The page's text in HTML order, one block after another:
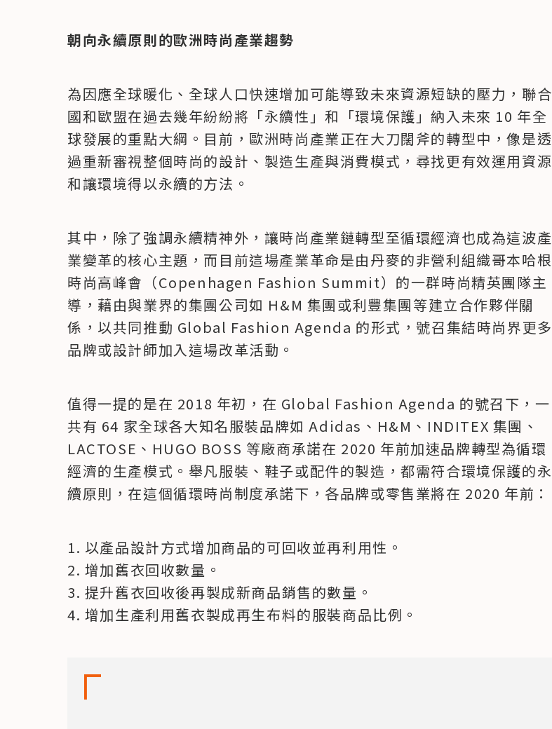
朝向永續原則的歐洲時尚產業趨勢
為因應全球暖化、全球人口快速增加可能導致未來資源短缺的壓力，聯合
國和歐盟在過去幾年紛紛將「永續性」和「環境保護」納入未來 10 年全
球發展的重點大綱。目前，歐洲時尚產業正在大刀闊斧的轉型中，像是透
過重新審視整個時尚的設計、製造生產與消費模式，尋找更有效運用資源
和讓環境得以永續的方法。
其中，除了強調永續精神外，讓時尚產業鏈轉型至循環經濟也成為這波產
業變革的核心主題，而目前這場產業革命是由丹麥的非營利組織哥本哈根
時尚高峰會（Copenhagen Fashion Summit）的一群時尚精英團隊主
導，藉由與業界的集團公司如 H&M 集團或利豐集團等建立合作夥伴關
係，以共同推動 Global Fashion Agenda 的形式，號召集結時尚界更多
品牌或設計師加入這場改革活動。
值得一提的是在 2018 年初，在 Global Fashion Agenda 的號召下，一
共有 64 家全球各大知名服裝品牌如 Adidas、H&M、INDITEX 集團、
LACTOSE、HUGO BOSS 等廠商承諾在 2020 年前加速品牌轉型為循環
經濟的生產模式。舉凡服裝、鞋子或配件的製造，都需符合環境保護的永
續原則，在這個循環時尚制度承諾下，各品牌或零售業將在 2020 年前：
1. 以產品設計方式增加商品的可回收並再利用性。
2. 增加舊衣回收數量。
3. 提升舊衣回收後再製成新商品銷售的數量。
4. 增加生產利用舊衣製成再生布料的服裝商品比例。